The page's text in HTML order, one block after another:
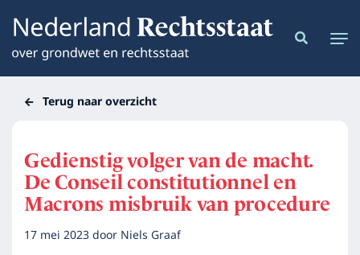
Terug naar overzicht
Gedienstig volger van de macht.
De Conseil constitutionnel en
Macrons misbruik van procedure
17 mei 2023door Niels Graaf